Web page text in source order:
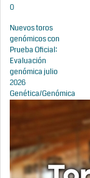
0
Nuevos toros
genómicos con
Prueba Oficial:
Evaluación
genómica julio
2026
Genética/Genómica